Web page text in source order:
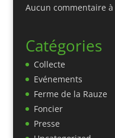
Aucun commentaire
Catégories
Collecte
Evénements
Ferme de la Rauze
Foncier
Presse